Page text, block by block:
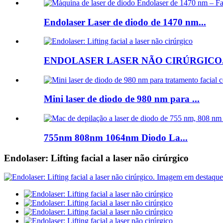
Endolaser Laser de diodo de 1470 nm...
ENDOLASER LASER NÃO
Mini laser de diodo de 980 nm para ...
755nm 808nm 1064nm Diodo La...
Endolaser: Lifting facial a laser não cirúrgico